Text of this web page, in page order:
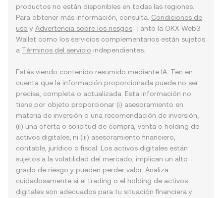
productos no están disponibles en todas las regiones.
Para obtener más información, consulta: Condiciones de
uso y Advertencia sobre los riesgos . Tanto la OKX Web3
Wallet como los servicios complementarios están sujetos
a Términos del servicio independientes.
Estás viendo contenido resumido mediante IA. Ten en
cuenta que la información proporcionada puede no ser
precisa, completa o actualizada. Esta información no
tiene por objeto proporcionar (i) asesoramiento en
materia de inversión o una recomendación de inversión;
(ii) una oferta o solicitud de compra, venta o holding de
activos digitales; ni (iii) asesoramiento financiero,
contable, jurídico o fiscal. Los activos digitales están
sujetos a la volatilidad del mercado, implican un alto
grado de riesgo y pueden perder valor. Analiza
cuidadosamente si el trading o el holding de activos
digitales son adecuados para tu situación financiera y